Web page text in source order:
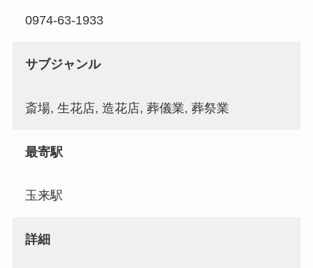
0974-63-1933
サブジャンル
斎場, 生花店, 造花店, 葬儀業, 葬祭業
最寄駅
玉来駅
詳細